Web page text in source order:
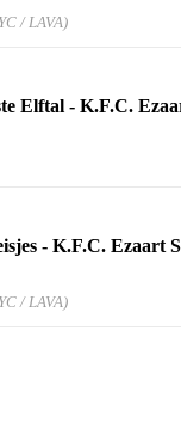
/ LAVA)
Elftal - K.F.C.
- K.F.C. Ezaart
/ LAVA)